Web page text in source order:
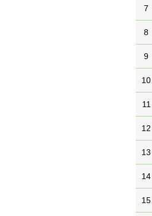
7
8
9
10
11
12
13
14
15